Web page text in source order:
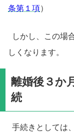
条第１項）
しかし、この場
しくなります。
離婚後３か
続
手続きとしては